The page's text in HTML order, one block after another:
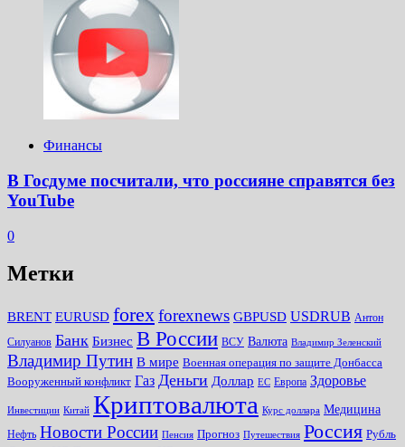
Финансы
В Госдуме посчитали, что россияне справятся без
YouTube
0
Метки
BRENT EURUSD forexforexnews GBPUSD USDRUB Антон
Силуанов Банк Бизнес В России ВСУ Валюта Владимир Зеленский
Владимир Путин В мире Военная операция по защите Донбасса
Вооруженный конфликт Газ Деньги Доллар ЕС Европа Здоровье
Инвестиции Китай Криптовалюта Курс доллара Медицина
Нефть Новости России Пенсия Прогноз Путешествия Россия Рубль